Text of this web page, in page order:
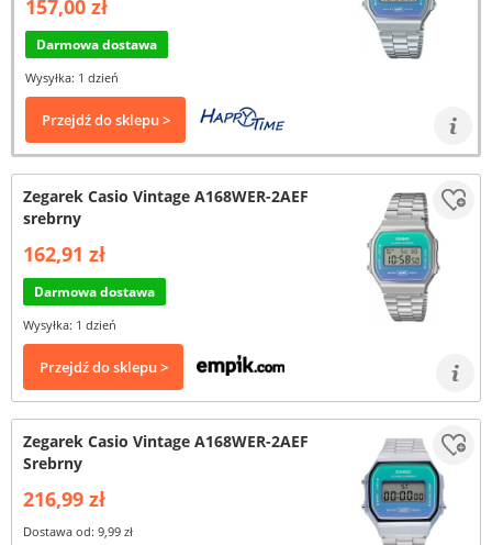
157,00 zł
Darmowa dostawa
Wysyłka: 1 dzień
Przejdź do sklepu >
Zegarek Casio Vintage A168WER-2AEF
srebrny
162,91 zł
Darmowa dostawa
Wysyłka: 1 dzień
Przejdź do sklepu >
Zegarek Casio Vintage A168WER-2AEF
Srebrny
216,99 zł
Dostawa od: 9,99 zł